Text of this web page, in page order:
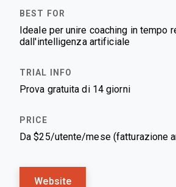
Ideale per unire coaching in tempo
dall'intelligenza artificiale
Prova gratuita di 14 giorni
Da $25/utente/mese (fatturazione
Website